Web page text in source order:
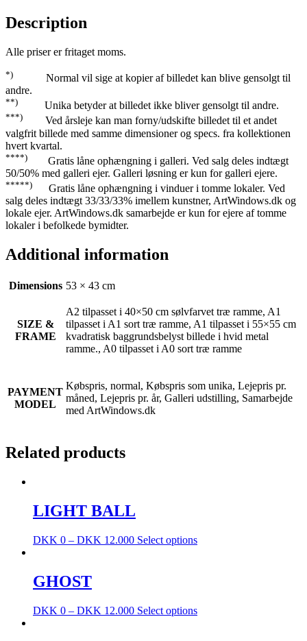
Description
Alle priser er fritaget moms.
*) Normal vil sige at kopier af billedet kan blive gensolgt til
andre.
**) Unika betyder at billedet ikke bliver gensolgt til andre.
***) Ved årsleje kan man forny/udskifte billedet til et andet
valgfrit billede med samme dimensioner og specs. fra kollektionen
hvert kvartal.
****) Gratis låne ophængning i galleri. Ved salg deles indtægt
50/50% med galleri ejer. Galleri løsning er kun for galleri ejere.
*****) Gratis låne ophængning i vinduer i tomme lokaler. Ved
salg deles indtægt 33/33/33% imellem kunstner, ArtWindows.dk og
lokale ejer. ArtWindows.dk samarbejde er kun for ejere af tomme
lokaler i befolkede bymidter.
Additional information
Dimensions 53 × 43 cm
SIZE &
FRAME
A2 tilpasset i 40×50 cm sølvfarvet træ ramme, A1
tilpasset i A1 sort træ ramme, A1 tilpasset i 55×55 cm
kvadratisk baggrundsbelyst billede i hvid metal
ramme., A0 tilpasset i A0 sort træ ramme
PAYMENT
MODEL
Købspris, normal, Købspris som unika, Lejepris pr.
måned, Lejepris pr. år, Galleri udstilling, Samarbejde
med ArtWindows.dk
Related products
LIGHT BALL
DKK 0 – DKK 12.000 Select options
GHOST
DKK 0 – DKK 12.000 Select options